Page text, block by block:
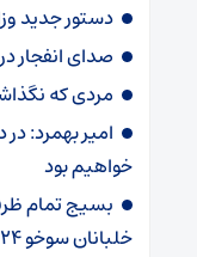
دستور جدید
صدای انفجار
مردی که
امیر بهمرد:
خواهیم بود
بسیج تمام
خلبانان سوخو ۲۴ ایران